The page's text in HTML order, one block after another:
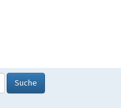
Suche